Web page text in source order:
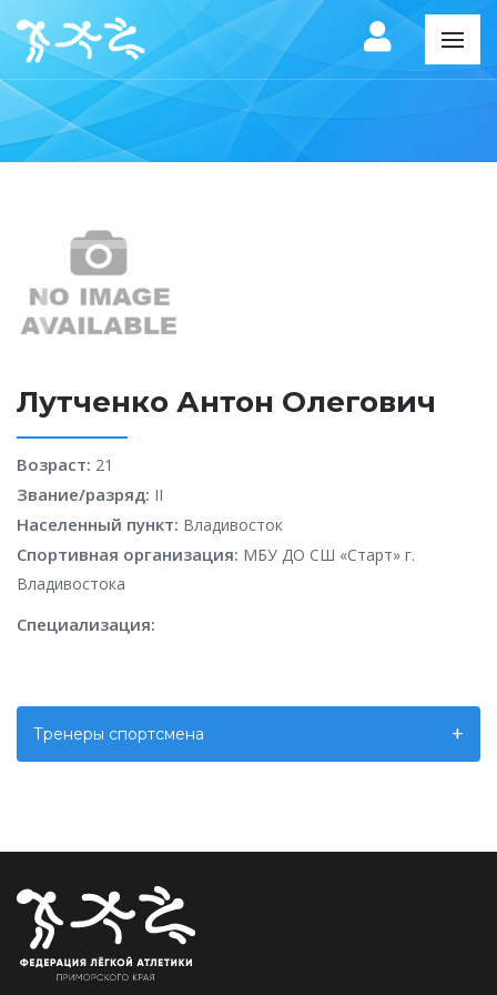
Лутченко Антон Олегович
Возраст: 21
Звание/разряд: II
Населенный пункт: Владивосток
Спортивная организация: МБУ ДО СШ «Старт» г.
Владивостока
Специализация:
Тренеры спортсмена